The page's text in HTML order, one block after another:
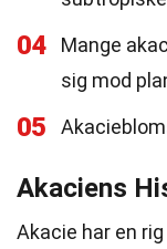
04
Mange
sig mod
05
Akaciens
Akacie har en